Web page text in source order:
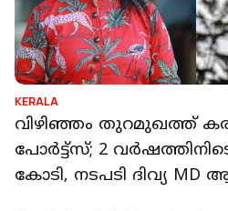
KERALA
വിഴിഞ്ഞം തുറമുഖത്ത്
പോർട്ട്‌സ്; 2
കോടി, നടപടി ദിവ്യ MD